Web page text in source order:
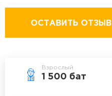
ОСТАВИТЬ ОТЗЫВ
Взрослый
1 500 бат